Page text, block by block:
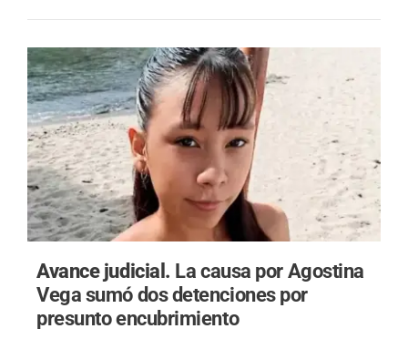
Avance judicial. La causa por Agostina
Vega sumó dos detenciones por
presunto encubrimiento